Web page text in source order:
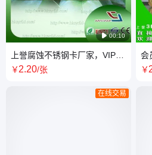
 00:10
上誉腐蚀不锈钢卡厂家，VIP贵
宾卡，金卡名片，金属卡片制
￥2.20/张
在线交易
会
金
￥